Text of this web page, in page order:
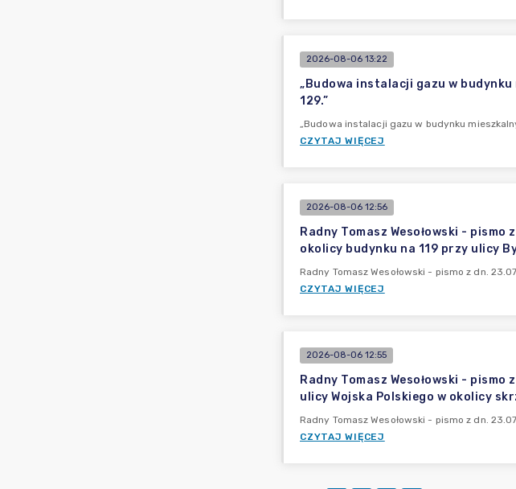
2026-08-06 13:22
„Budowa instalacji gazu w
129.”
„Budowa instalacji gazu w budynku
CZYTAJ WIĘCEJ
2026-08-06 12:56
Radny Tomasz Wesołowski -
okolicy budynku na 119 przy ulicy
Radny Tomasz Wesołowski - pismo z dn.
CZYTAJ WIĘCEJ
2026-08-06 12:55
Radny Tomasz Wesołowski -
ulicy Wojska Polskiego w okolicy
Radny Tomasz Wesołowski - pismo z dn.
CZYTAJ WIĘCEJ